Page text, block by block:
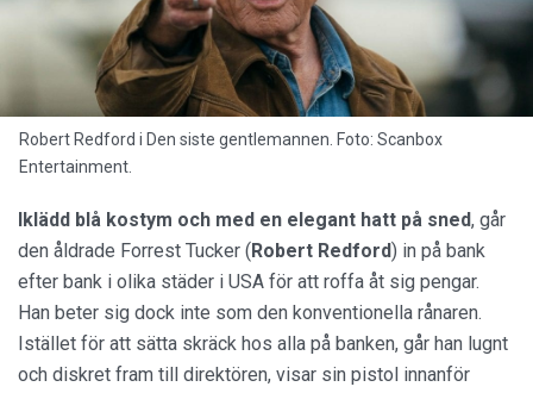
Robert Redford i Den siste gentlemannen. Foto: Scanbox
Entertainment.
Iklädd blå kostym och med en elegant hatt på sned, går
den åldrade Forrest Tucker (Robert Redford) in på bank
efter bank i olika städer i USA för att roffa åt sig pengar.
Han beter sig dock inte som den konventionella rånaren.
Istället för att sätta skräck hos alla på banken, går han lugnt
och diskret fram till direktören, visar sin pistol innanför